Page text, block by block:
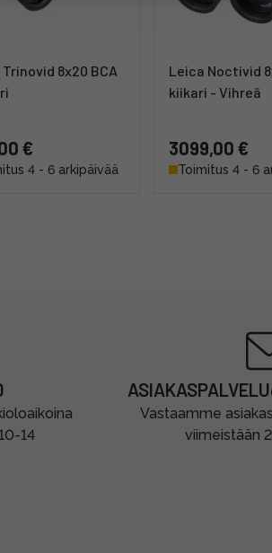
8x20 BCA
€
4 - 6 arkipäivää
Leica Noctivid
kiikari - Vihreä
3099,00 €
Toimitus 4 - 6
14
Vastaamme
viimeistään